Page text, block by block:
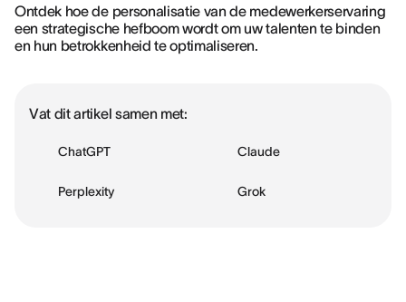
Ontdek hoe de personalisatie van de medewerkerservaring
een strategische hefboom wordt om uw talenten te binden
en hun betrokkenheid te optimaliseren.
Vat dit artikel samen met:
ChatGPT Claude
Perplexity Grok